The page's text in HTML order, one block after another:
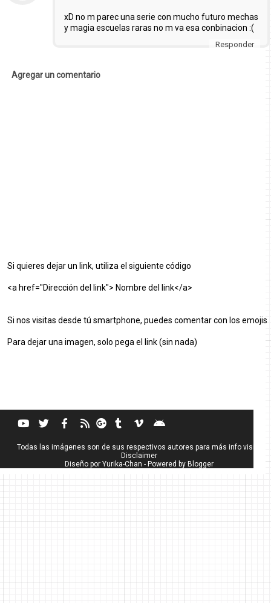
xD no m parec una serie con mucho futuro mechas
y magia escuelas raras no m va esa conbinacion :(
Responder
Agregar un comentario
Si quieres dejar un link, utiliza el siguiente código
<a href="Dirección del link"> Nombre del link</a>
Si nos visitas desde tú smartphone, puedes comentar con los emojis
Para dejar una imagen, solo pega el link (sin nada)
Todas las imágenes son de sus respectivos autores para más info visita
Disclaimer
Diseño por Yurika-Chan - Powered by Blogger